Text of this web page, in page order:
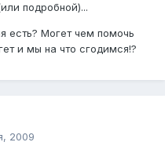
подробной)...
есть? Могет чем помочь
и мы на что сгодимся!?
2009